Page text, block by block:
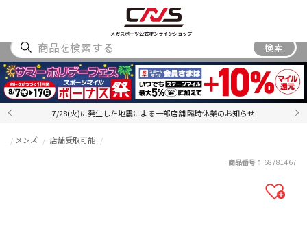
メガスポーツ公式オンラインショップ
ACCESSORY
検索
7/28(火)に発生した地震による一部店舗 臨時休業のお知らせ
メンズ 店舗受取可能
商品番号： 68781467